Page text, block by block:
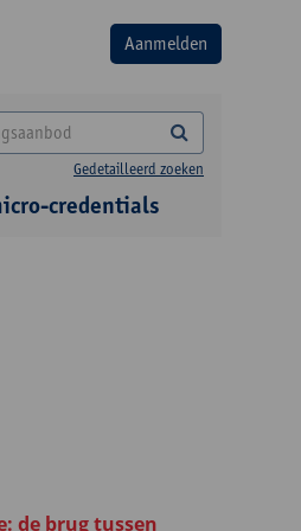
Gedetailleerd zoeken
credentials
de brug tussen